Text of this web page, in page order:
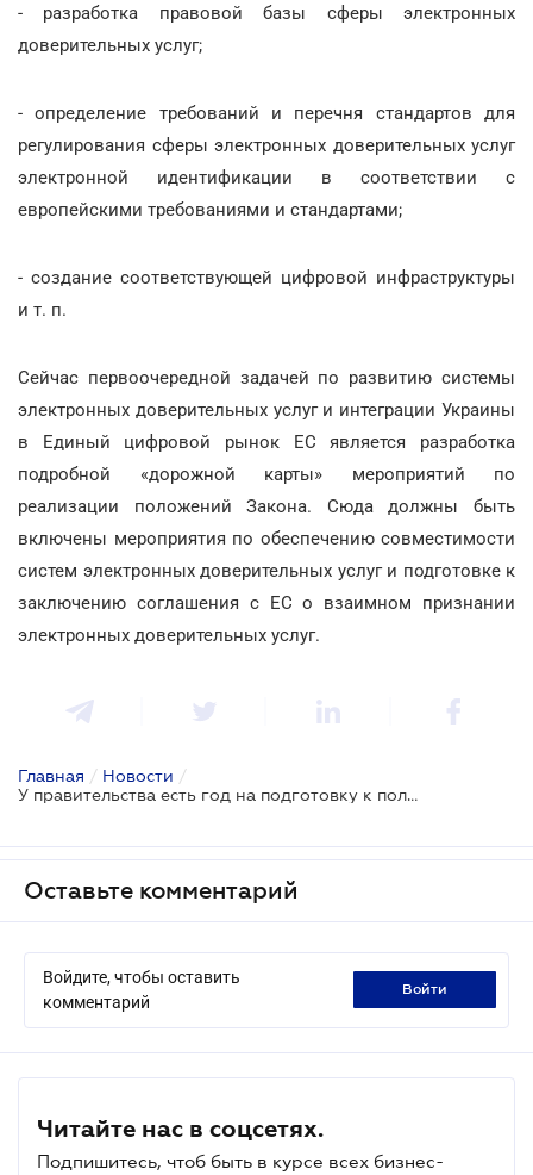
- разработка правовой базы сферы электронных
доверительных услуг;
- определение требований и перечня стандартов для
регулирования сферы электронных доверительных услуг
электронной идентификации в соответствии с
европейскими требованиями и стандартами;
- создание соответствующей цифровой инфраструктуры
и т. п.
Сейчас первоочередной задачей по развитию системы
электронных доверительных услуг и интеграции Украины
в Единый цифровой рынок ЕС является разработка
подробной «дорожной карты» мероприятий по
реализации положений Закона. Сюда должны быть
включены мероприятия по обеспечению совместимости
систем электронных доверительных услуг и подготовке к
заключению соглашения с ЕС о взаимном признании
электронных доверительных услуг.
Главная / Новости /
У правительства есть год на подготовку к полноценной реализации электронных доверительных услуг
Оставьте комментарий
Войдите, чтобы оставить
комментарий
войти
Читайте нас в соцсетях.
Подпишитесь, чтоб быть в курсе всех бизнес-